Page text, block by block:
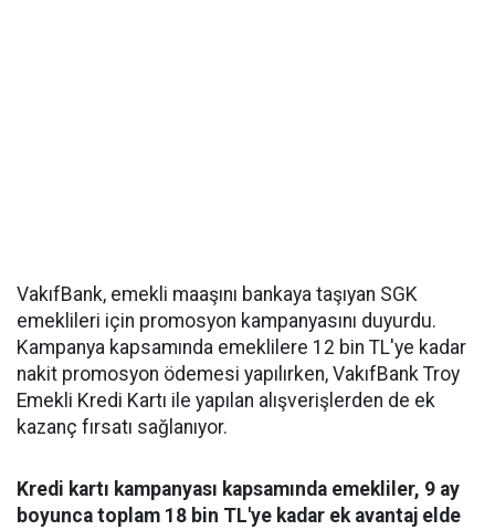
VakıfBank, emekli maaşını bankaya taşıyan SGK
emeklileri için promosyon kampanyasını duyurdu.
Kampanya kapsamında emeklilere 12 bin TL'ye kadar
nakit promosyon ödemesi yapılırken, VakıfBank Troy
Emekli Kredi Kartı ile yapılan alışverişlerden de ek
kazanç fırsatı sağlanıyor.
Kredi kartı kampanyası kapsamında emekliler, 9 ay
boyunca toplam 18 bin TL'ye kadar ek avantaj elde